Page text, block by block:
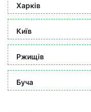
Харків
Київ
Ржищів
Буча